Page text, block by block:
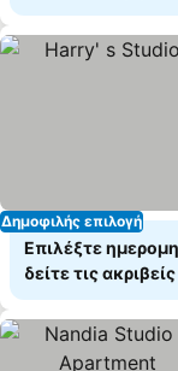
Δημοφιλής επιλογή
Επιλέξτε
δείτε τις